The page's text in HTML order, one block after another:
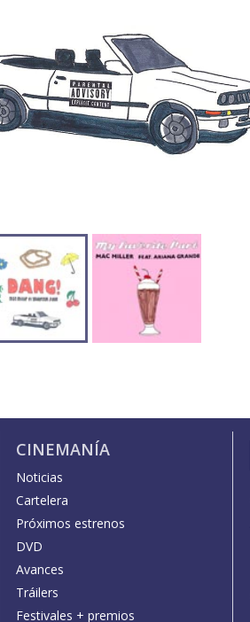
CINEMANÍA
Noticias
Cartelera
Próximos estrenos
DVD
Avances
Tráilers
Festivales + premios